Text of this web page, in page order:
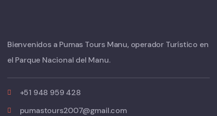
Bienvenidos a Pumas Tours Manu, operador Turístico en
el Parque Nacional del Manu.
+51 948 959 428
pumastours2007@gmail.com